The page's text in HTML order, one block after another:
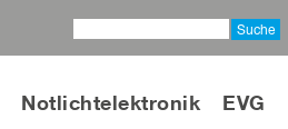
Suche
Notlichtelektronik EVG